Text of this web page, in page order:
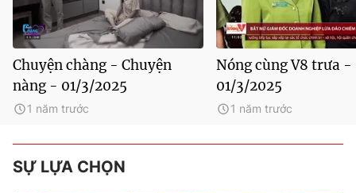
Chuyện chàng - Chuyện
nàng - 01/3/2025
1 năm trước
Nóng cùng V8 trưa -
01/3/2025
1 năm trước
SỰ LỰA CHỌN